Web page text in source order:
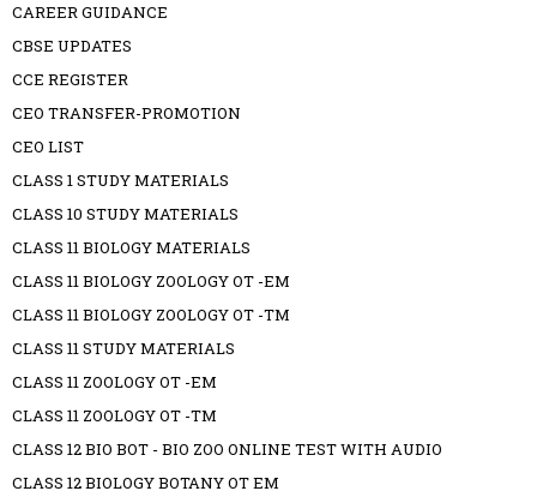
CAREER GUIDANCE
CBSE UPDATES
CCE REGISTER
CEO TRANSFER-PROMOTION
CEO LIST
CLASS 1 STUDY MATERIALS
CLASS 10 STUDY MATERIALS
CLASS 11 BIOLOGY MATERIALS
CLASS 11 BIOLOGY ZOOLOGY OT -EM
CLASS 11 BIOLOGY ZOOLOGY OT -TM
CLASS 11 STUDY MATERIALS
CLASS 11 ZOOLOGY OT -EM
CLASS 11 ZOOLOGY OT -TM
CLASS 12 BIO BOT - BIO ZOO ONLINE TEST WITH AUDIO
CLASS 12 BIOLOGY BOTANY OT EM